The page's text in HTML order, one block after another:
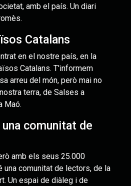
amb el país. Un diari
Catalans
en el nostre país, en la
Catalans. T'informem
arreu del món, però mai no
terra, de Salses a
Maó.
comunitat de
amb els seus 25.000
comunitat de lectors, de la
Un espai de diàleg i de